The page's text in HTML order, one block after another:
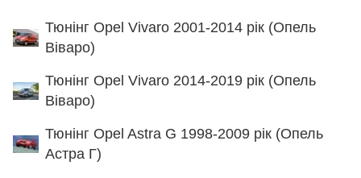
Тюнінг Opel Vivaro 2001-2014 рік (Опель
Віваро)
Тюнінг Opel Vivaro 2014-2019 рік (Опель
Віваро)
Тюнінг Opel Astra G 1998-2009 рік (Опель
Астра Г)